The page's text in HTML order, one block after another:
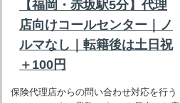
【福岡・赤坂駅5分】代理
店向けコールセンター｜ノ
ルマなし｜転籍後は土日祝
＋100円
保険代理店からの問い合わせ対応を行う